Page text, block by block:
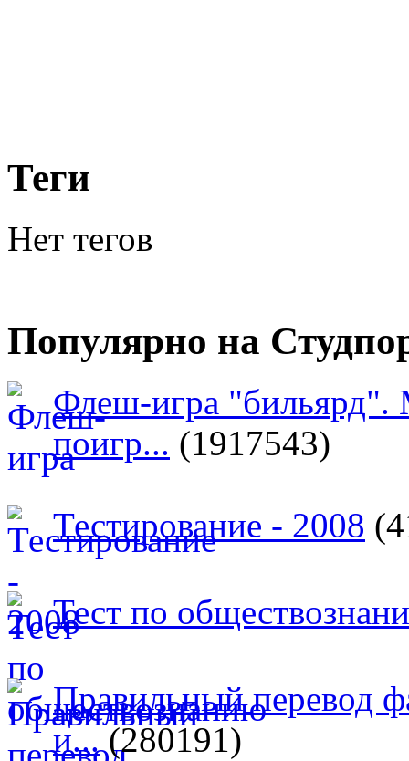
Теги
Нет тегов
Популярно на
Флеш-игра "бильярд".
поигр... (1917543)
Тестирование - 2008
Тест по
Правильный перевод
и...(280191)